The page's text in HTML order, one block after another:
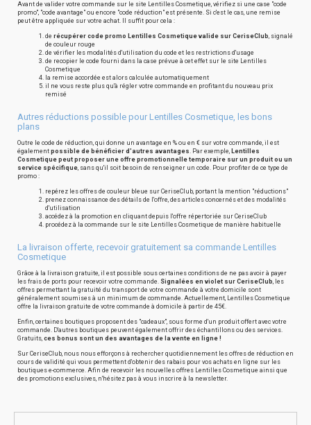
Avant de valider votre commande sur le site Lentilles Cosmetique, vérifiez si une case "code
promo", "code avantage" ou encore "code réduction" est présente. Si c'est le cas, une remise
peut être appliquée sur votre achat. Il suffit pour cela :
de récupérer code promo Lentilles Cosmetique valide sur CeriseClub, signalé
de couleur rouge
de vérifier les modalités d'utilisation du code et les restrictions d'usage
de recopier le code fourni dans la case prévue à cet effet sur le site Lentilles
Cosmetique
la remise accordée est alors calculée automatiquement
il ne vous reste plus qu'à régler votre commande en profitant du nouveau prix
remisé
Autres réductions possible pour Lentilles Cosmetique, les bons
plans
Outre le code de réduction, qui donne un avantage en % ou en € sur votre commande, il est
également possible de bénéficier d'autres avantages. Par exemple, Lentilles
Cosmetique peut proposer une offre promotionnelle temporaire sur un produit ou un
service spécifique, sans qu'il soit besoin de renseigner un code. Pour profiter de ce type de
promo :
repérez les offres de couleur bleue sur CeriseClub, portant la mention "réductions"
prenez connaissance des détails de l'offre, des articles concernés et des modalités
d'utilisation
accédez à la promotion en cliquant depuis l'offre répertoriée sur CeriseClub
procédez à la commande sur le site Lentilles Cosmetique de manière habituelle
La livraison offerte, recevoir gratuitement sa commande Lentilles
Cosmetique
Grâce à la livraison gratuite, il est possible sous certaines conditions de ne pas avoir à payer
les frais de ports pour recevoir votre commande. Signalées en violet sur CeriseClub, les
offres permettant la gratuité du transport de votre commande à votre domicile sont
généralement soumises à un minimum de commande. Actuellement, Lentilles Cosmetique
offre la livraison gratuite de votre commande à domicile à partir de 45€.
Enfin, certaines boutiques proposent des "cadeaux", sous forme d'un produit offert avec votre
commande. D'autres boutiques peuvent également offrir des échantillons ou des services.
Gratuits, ces bonus sont un des avantages de la vente en ligne !
Sur CeriseClub, nous nous efforçons à rechercher quotidiennement les offres de réduction en
cours de validité qui vous permettent d'obtenir des rabais pour vos achats en ligne sur les
boutiques e-commerce. Afin de recevoir les nouvelles offres Lentilles Cosmetique ainsi que
des promotions exclusives, n'hésitez pas à vous inscrire à la newsletter.